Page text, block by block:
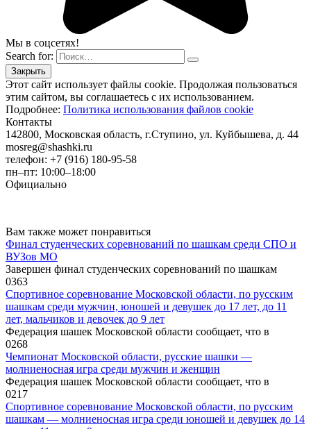
Мы в соцсетях!
Search for:
Этот сайт использует файлы cookie. Продолжая пользоваться
этим сайтом, вы соглашаетесь с их использованием.
Подробнее: Политика использования файлов cookie
Контакты
142800, Московская область, г.Ступино, ул. Куйбышева, д. 44
mosreg@shashki.ru
телефон: +7 (916) 180-95-58
пн–пт: 10:00–18:00
Официально
Вам также может понравиться
Финал студенческих соревнований по шашкам среди СПО и
ВУЗов МО
Завершен финал студенческих соревнований по шашкам
0363
Спортивное соревнование Московской области, по русским
шашкам среди мужчин, юношей и девушек до 17 лет, до 11
лет, мальчиков и девочек до 9 лет
Федерация шашек Московской области сообщает, что в
0268
Чемпионат Московской области, русские шашки —
молниеносная игра среди мужчин и женщин
Федерация шашек Московской области сообщает, что в
0217
Спортивное соревнование Московской области, по русским
шашкам — молниеносная игра среди юношей и девушек до 14